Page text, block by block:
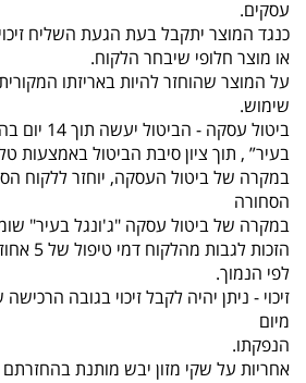
עסקים.
כנגד המוצר יתקבל בעת הגעת השליח
או מוצר חלופי שיבחר הלקוח.
על המוצר שהוחזר להיות באריזתו
שימוש.
ביטול עסקה
בעיר” , תוך ציון סיבת הביטול באמצעות טלפון 077-
במקרה של ביטול העסקה, יוחזר ללקוח
הסחורה
במקרה של ביטול עסקה "ג'ונגל בעיר"
לפי הנמוך.
מיום
הנפקתו.
אחריות על שקי מזון יבש מותנת